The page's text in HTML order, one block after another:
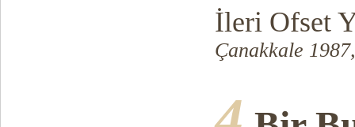
İleri Ofset
Çanakkale